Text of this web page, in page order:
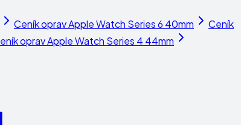
Ceník opravApple Watch Series 6 40mm
Ceník
opravApple Watch Series 4 44mm